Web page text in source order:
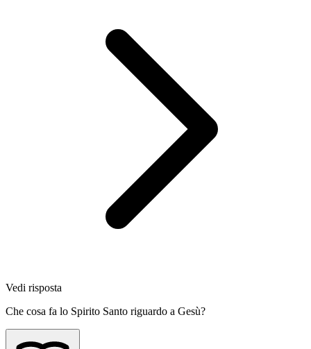
Vedi risposta
Che cosa fa lo Spirito Santo riguardo a Gesù?